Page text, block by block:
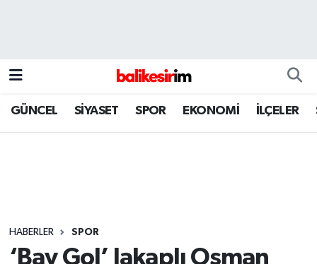
GÜNCEL SİYASET SPOR EKONOMİ İLÇELER
HABERLER SPOR
‘Bay Gol’ lakaplı Osman